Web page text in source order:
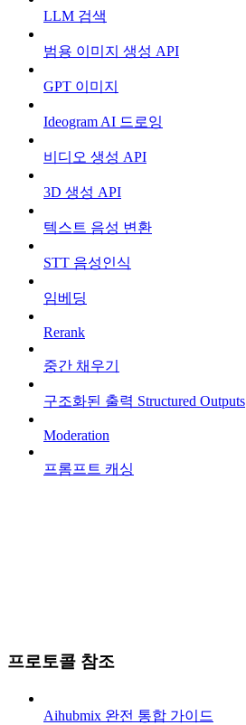
LLM 검색
범용 이미지 생성 API
GPT 이미지
Ideogram AI 드로잉
비디오 생성 API
3D 생성 API
텍스트 음성 변환
STT 음성인식
임베딩
Rerank
중간 채우기
구조화된 출력 Structured Outputs
Moderation
프롬프트 캐싱
프로토콜 참조
Aihubmix 완전 통합 가이드